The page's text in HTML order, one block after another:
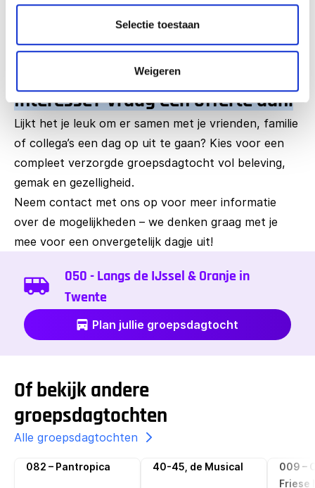
Selectie toestaan
Weigeren
€ 65,75
Bij wijziging in het aantal deelnemers zal de prijs per
Interesse? Vraag een offerte aan!
Lijkt het je leuk om er samen met je vrienden, familie
of collega’s een dag op uit te gaan? Kies voor een
compleet verzorgde groepsdagtocht vol beleving,
gemak en gezelligheid.
Neem contact met ons op voor meer informatie
over de mogelijkheden – we denken graag met je
mee voor een onvergetelijk dagje uit!
050 - Langs de IJssel & Oranje in
Twente
Plan jullie groepsdagtocht
Of bekijk andere
groepsdagtochten
Alle groepsdagtochten
082 – Pantropica 40-45, de Musical
009 –
Friese